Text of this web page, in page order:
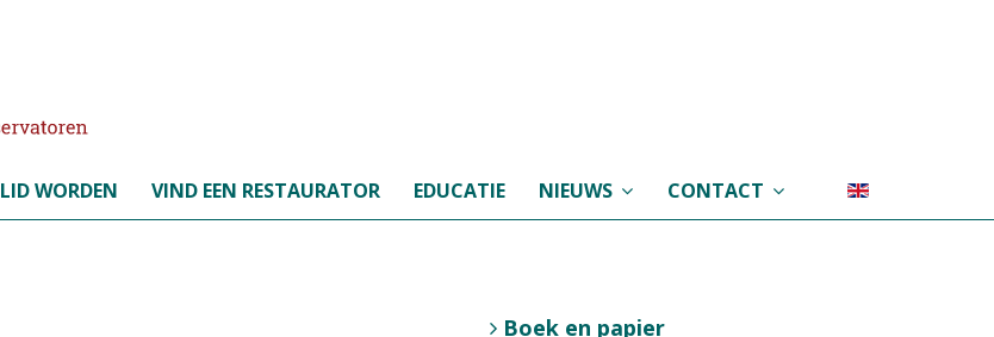
LID WORDEN VIND EEN RESTAURATOR EDUCATIE NIEUWS CONTACT
Boek en papier